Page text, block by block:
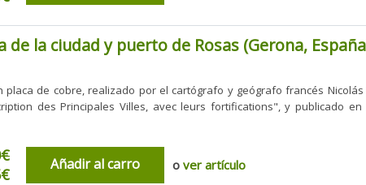
de la ciudad y puerto de Rosas (Gerona,
placa de cobre, realizado por el cartógrafo y geógrafo francés
des Principales Villes, avec leurs fortifications", y publicado
Añadir al carro o ver artículo